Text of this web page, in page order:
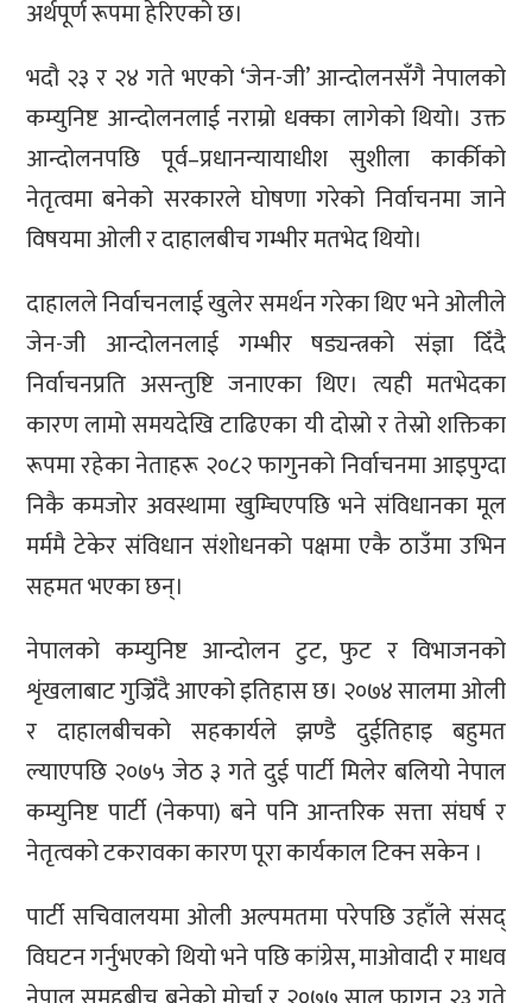
अर्थपूर्ण रूपमा हेरिएको छ।
भदौ २३ र २४ गते भएको ‘जेन-जी’ आन्दोलनसँगै नेपालको
कम्युनिष्ट आन्दोलनलाई नराम्रो धक्का लागेको थियो। उक्त
आन्दोलनपछि पूर्व–प्रधानन्यायाधीश सुशीला कार्कीको
नेतृत्वमा बनेको सरकारले घोषणा गरेको निर्वाचनमा जाने
विषयमा ओली र दाहालबीच गम्भीर मतभेद थियो।
दाहालले निर्वाचनलाई खुलेर समर्थन गरेका थिए भने ओलीले
जेन-जी आन्दोलनलाई गम्भीर षड्यन्त्रको संज्ञा दिँदै
निर्वाचनप्रति असन्तुष्टि जनाएका थिए। त्यही मतभेदका
कारण लामो समयदेखि टाढिएका यी दोस्रो र तेस्रो शक्तिका
रूपमा रहेका नेताहरू २०८२ फागुनको निर्वाचनमा आइपुग्दा
निकै कमजोर अवस्थामा खुम्चिएपछि भने संविधानका मूल
मर्ममै टेकेर संविधान संशोधनको पक्षमा एकै ठाउँमा उभिन
सहमत भएका छन्।
नेपालको कम्युनिष्ट आन्दोलन टुट, फुट र विभाजनको
शृंखलाबाट गुज्रिँदै आएको इतिहास छ। २०७४ सालमा ओली
र दाहालबीचको सहकार्यले झण्डै दुईतिहाइ बहुमत
ल्याएपछि २०७५ जेठ ३ गते दुई पार्टी मिलेर बलियो नेपाल
कम्युनिष्ट पार्टी (नेकपा) बने पनि आन्तरिक सत्ता संघर्ष र
नेतृत्वको टकरावका कारण पूरा कार्यकाल टिक्न सकेन ।
पार्टी सचिवालयमा ओली अल्पमतमा परेपछि उहाँले संसद्
विघटन गर्नुभएको थियो भने पछि कांग्रेस, माओवादी र माधव